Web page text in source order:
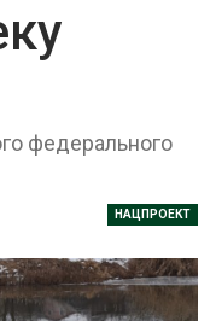
федерального
НАЦПРОЕКТ